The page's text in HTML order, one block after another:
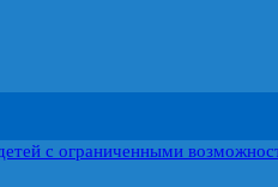
с ограниченными